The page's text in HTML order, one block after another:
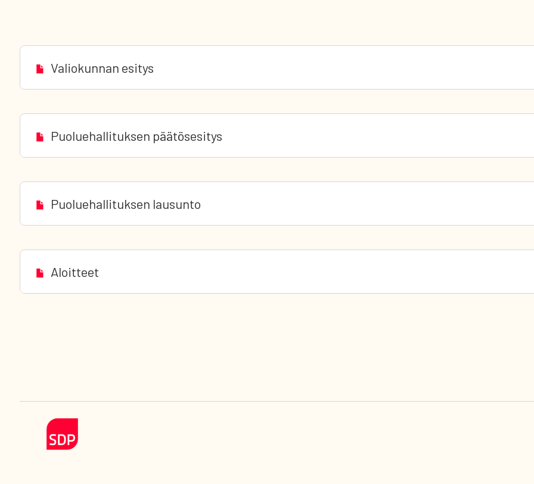
Valiokunnan esitys
Puoluehallituksen päätösesitys
Puoluehallituksen lausunto
Aloitteet